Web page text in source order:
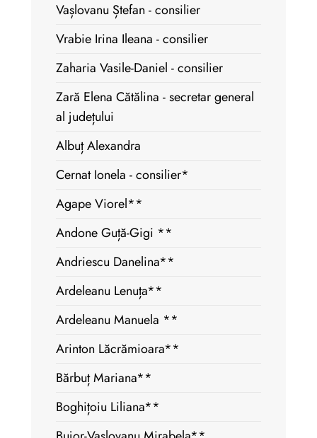
Vașlovanu Ștefan - consilier
Vrabie Irina Ileana - consilier
Zaharia Vasile-Daniel - consilier
Zară Elena Cătălina - secretar general
al județului
Albuț Alexandra
Cernat Ionela - consilier*
Agape Viorel**
Andone Guță-Gigi **
Andriescu Danelina**
Ardeleanu Lenuța**
Ardeleanu Manuela **
Arinton Lăcrămioara**
Bărbuț Mariana**
Boghițoiu Liliana**